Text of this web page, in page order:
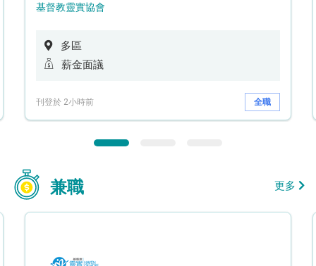
基督教靈實協會
多區
薪金面議
刊登於 2小時前 全職
兼職 更多